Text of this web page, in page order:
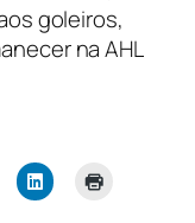
goleiros,
na AHL